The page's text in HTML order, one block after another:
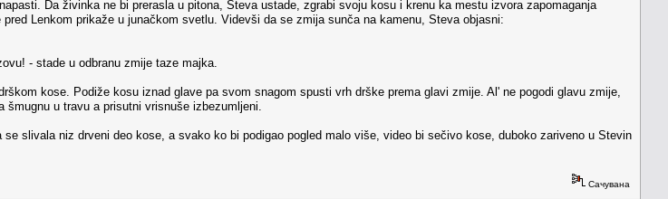
Da živinka ne bi prerasla u pitona, Steva ustade, zgrabi svoju kosu i krenu ka mestu izvora zapomaganja
Lenkom prikaže u junačkom svetlu. Videvši da se zmija sunča na kamenu, Steva objasni:
- stade u odbranu zmije taze majka.
kose. Podiže kosu iznad glave pa svom snagom spusti vrh drške prema glavi zmije. Al' ne pogodi glavu zmije,
u travu a prisutni vrisnuše izbezumljeni.
slivala niz drveni deo kose, a svako ko bi podigao pogled malo više, video bi sečivo kose, duboko zariveno u Stevin
Сачувана